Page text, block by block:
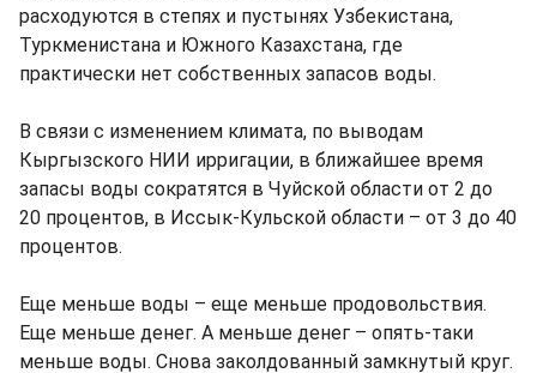
расходуются в степях и пустынях Узбекистана,
Туркменистана и Южного Казахстана, где
практически нет собственных запасов воды.
В связи с изменением климата, по выводам
Кыргызского НИИ ирригации, в ближайшее время
запасы воды сократятся в Чуйской области от 2 до
20 процентов, в Иссык-Кульской области – от 3 до 40
процентов.
Еще меньше воды – еще меньше продовольствия.
Еще меньше денег. А меньше денег – опять-таки
меньше воды. Снова заколдованный замкнутый круг.